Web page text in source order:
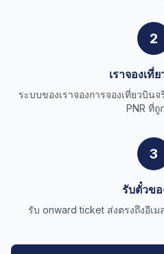
2
เราจองเที่
ระบบของเราจองการจองเที่ยวบิน
PNR ที่ถู
3
รับตั๋วข
รับ onward ticket ส่งตรงถึงอีเ